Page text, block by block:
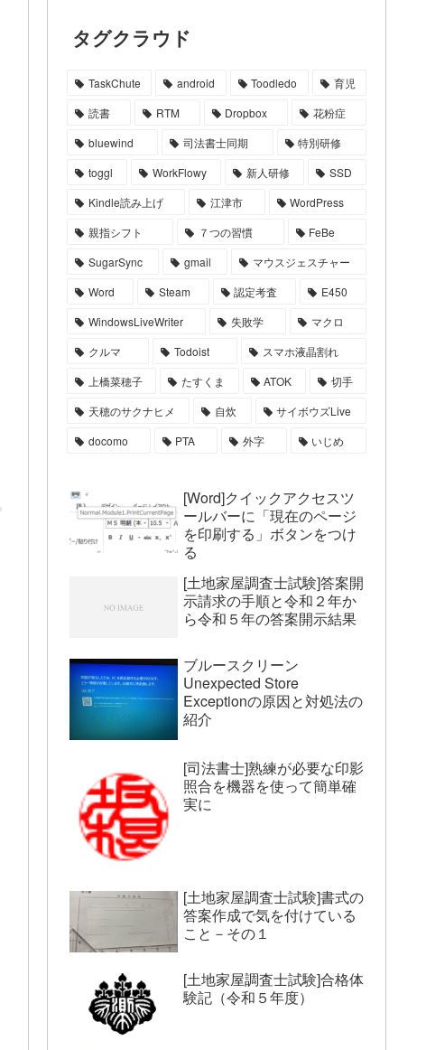
タグクラウド
TaskChute android Toodledo
育児
読書
RTM Dropbox
花粉症
bluewind
司法書士同期
特別研修
toggl
WorkFlowy 新人研修
SSD
Kindle読み上げ
江津市
WordPress
親指シフト
７つの習慣
FeBe
SugarSync
gmail
マウスジェスチャー
Word
Steam 認定考査
E450
WindowsLiveWriter
失敗学
マクロ
クルマ
Todoist
スマホ液晶割れ
上橋菜穂子
たすくま ATOK
切手
天穂のサクナヒメ
自炊
サイボウズLive
docomo
PTA 外字 いじめ
[Word]クイックアクセスツ
ールバーに「現在のページ
を印刷する」ボタンをつけ
る
[土地家屋調査士試験]答案開
示請求の手順と令和２年か
ら令和５年の答案開示結果
ブルースクリーン
Unexpected Store
Exceptionの原因と対処法の
紹介
[司法書士]熟練が必要な印影
照合を機器を使って簡単確
実に
[土地家屋調査士試験]書式の
答案作成で気を付けている
こと－その１
[土地家屋調査士試験]合格体
験記（令和５年度）